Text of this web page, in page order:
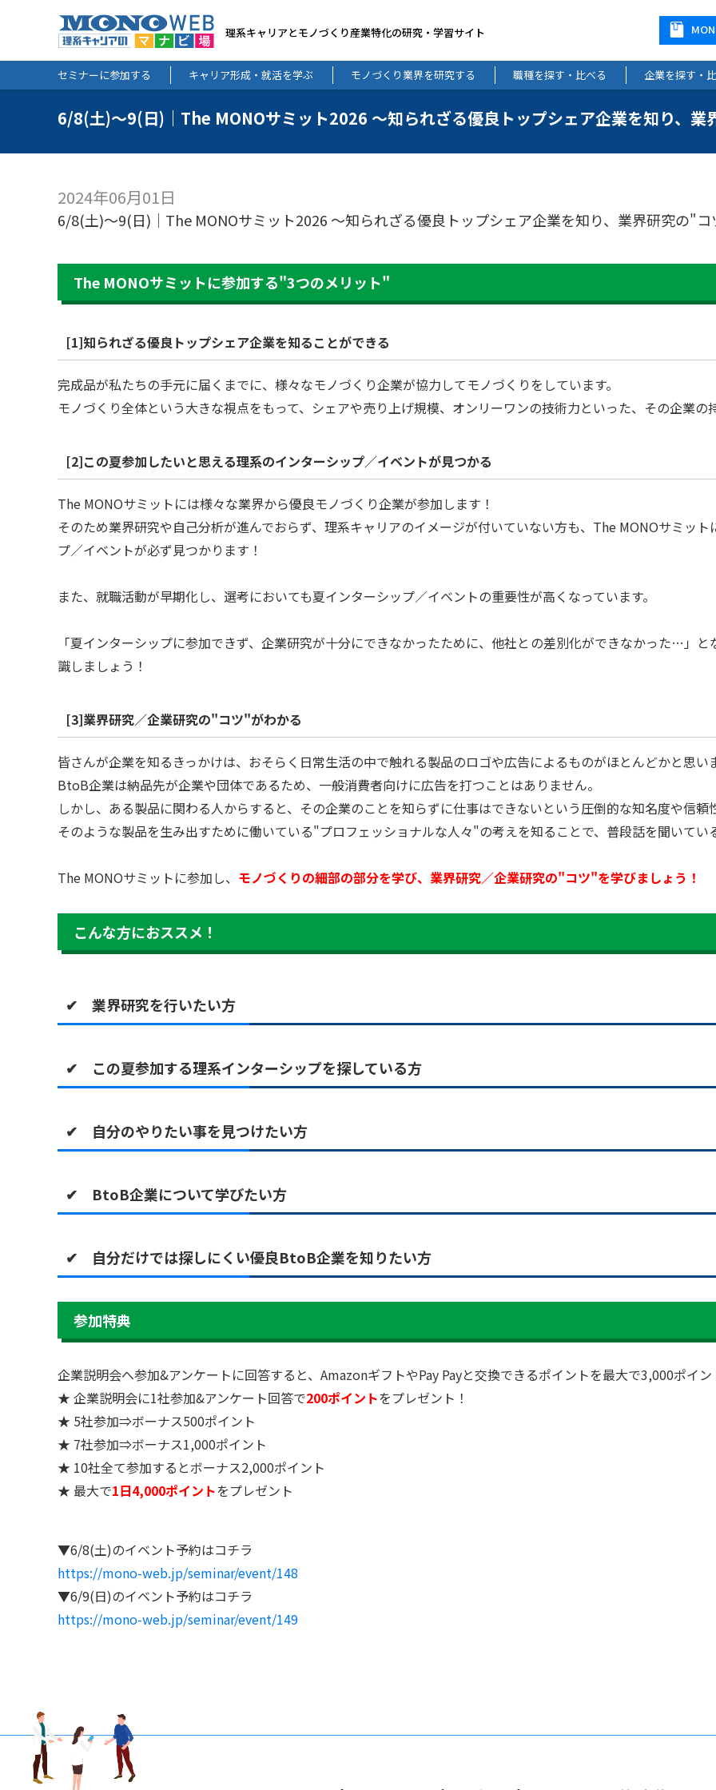
理系キャリアとモノづくり産業特化の研究・学習サイト
セミナーに参加する キャリア形成・就活を学ぶ モノづくり業界を研究する 職種を探す・比べる 企業を探す・
6/8(土)～9(日)｜The MONOサミット2026 ～知られざる優良トップシェア企業を知り、
2024年06月01日
6/8(土)～9(日)｜The MONOサミット2026 ～知られざる優良トップシェア企業を知り、業界研究の"
The MONOサミットに参加する"3つのメリット"
[1]知られざる優良トップシェア企業を知ることができる
完成品が私たちの手元に届くまでに、様々なモノづくり企業が協力してモノづくりをしています。
モノづくり全体という大きな視点をもって、シェアや売り上げ規模、オンリーワンの技術力といった、その企業の
[2]この夏参加したいと思える理系のインターシップ／イベントが見つかる
The MONOサミットには様々な業界から優良モノづくり企業が参加します！
そのため業界研究や自己分析が進んでおらず、理系キャリアのイメージが付いていない方も、The MONOサミッ
プ／イベントが必ず見つかります！
また、就職活動が早期化し、選考においても夏インターシップ／イベントの重要性が高くなっています。
「夏インターシップに参加できず、企業研究が十分にできなかったために、他社との差別化ができなかった…」
識しましょう！
[3]業界研究／企業研究の"コツ"がわかる
皆さんが企業を知るきっかけは、おそらく日常生活の中で触れる製品のロゴや広告によるものがほとんどかと思い
BtoB企業は納品先が企業や団体であるため、一般消費者向けに広告を打つことはありません。
しかし、ある製品に関わる人からすると、その企業のことを知らずに仕事はできないという圧倒的な知名度や信頼
そのような製品を生み出すために働いている"プロフェッショナルな人々"の考えを知ることで、普段話を聞いてい
The MONOサミットに参加し、 モノづくりの細部の部分を学び、業界研究／企業研究の"コツ"を学びましょう！
こんな方におススメ！
✔ 業界研究を行いたい方
✔ この夏参加する理系インターシップを探している方
✔ 自分のやりたい事を見つけたい方
✔ BtoB企業について学びたい方
✔ 自分だけでは探しにくい優良BtoB企業を知りたい方
参加特典
企業説明会へ参加&アンケートに回答すると、AmazonギフトやPay Payと交換できるポイントを最大で3,000ポイン
★ 企業説明会に1社参加&アンケート回答で200ポイントをプレゼント！
★ 5社参加⇒ボーナス500ポイント
★ 7社参加⇒ボーナス1,000ポイント
★ 10社全て参加するとボーナス2,000ポイント
★ 最大で1日4,000ポイントをプレゼント
▼6/8(土)のイベント予約はコチラ
https://mono-web.jp/seminar/event/148
▼6/9(日)のイベント予約はコチラ
https://mono-web.jp/seminar/event/149